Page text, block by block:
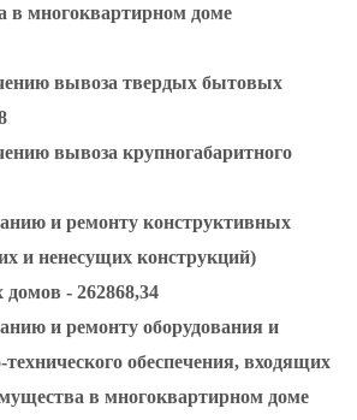
в многоквартирном доме
вывоза твердых бытовых
вывоза крупногабаритного
и ремонту конструктивных
и ненесущих конструкций)
- 262868,34
и ремонту оборудования и
обеспечения, входящих
в многоквартирном доме